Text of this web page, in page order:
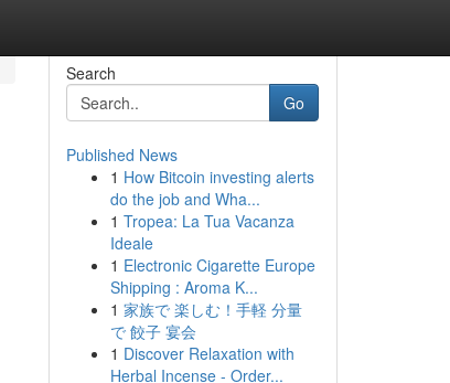
Search
Go
Published News
1 How Bitcoin investing alerts
do the job and Wha...
1 Tropea: La Tua Vacanza
Ideale
1 Electronic Cigarette Europe
Shipping : Aroma K...
1 家族で 楽しむ！手軽 分量
で 餃子 宴会
1 Discover Relaxation with
Herbal Incense - Order...